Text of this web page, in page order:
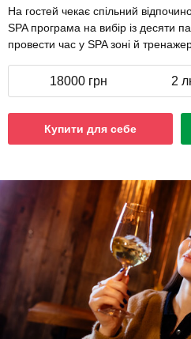
На гостей чекає спільний
SPA програма на вибір із десяти
провести час у SPA зоні й
18000 грн 2
Купити для себе